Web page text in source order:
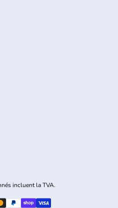
incluent la TVA.
Modes de paiement